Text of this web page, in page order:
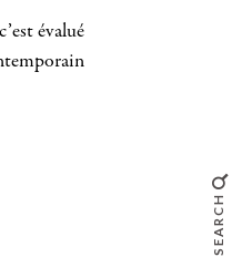
évalué
SEARCH